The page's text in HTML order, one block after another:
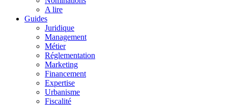
A lire
Guides
Juridique
Management
Métier
Réglementation
Marketing
Financement
Expertise
Urbanisme
Fiscalité